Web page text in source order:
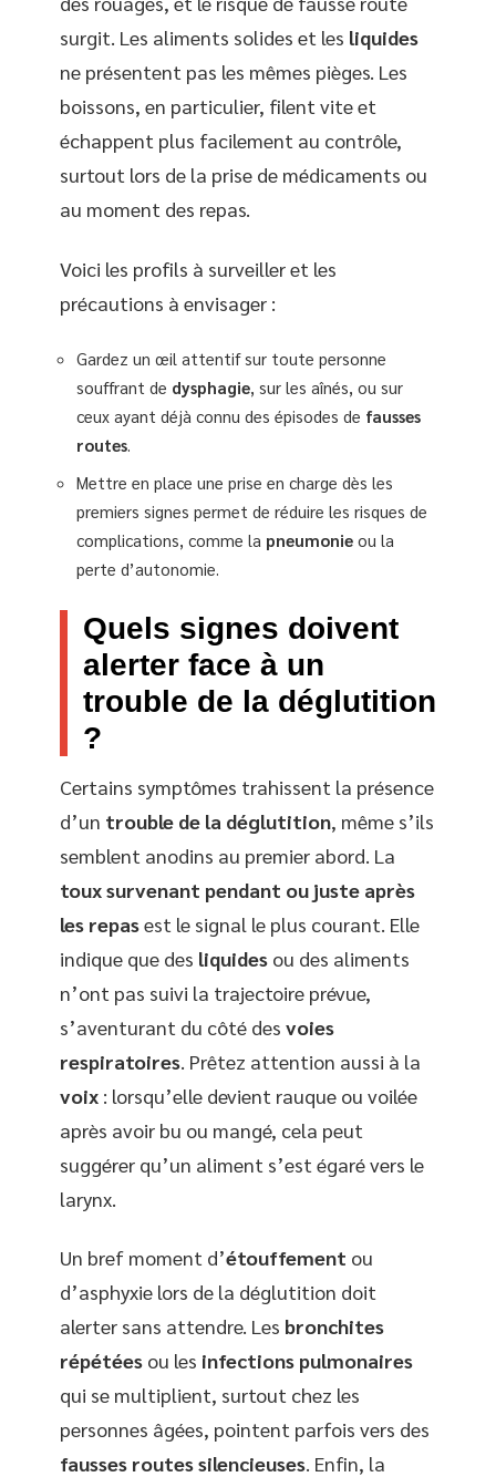
surgit. Les aliments solides et les liquides
ne présentent pas les mêmes pièges. Les
boissons, en particulier, filent vite et
échappent plus facilement au contrôle,
surtout lors de la prise de médicaments ou
au moment des repas.
Voici les profils à surveiller et les
précautions à envisager :
Gardez un œil attentif sur toute personne
souffrant de dysphagie, sur les aînés, ou sur
ceux ayant déjà connu des épisodes de fausses
routes.
Mettre en place une prise en charge dès les
premiers signes permet de réduire les risques de
complications, comme la pneumonie ou la
perte d’autonomie.
Quels signes doivent
alerter face à un
trouble de la déglutition
?
Certains symptômes trahissent la présence
d’un trouble de la déglutition, même s’ils
semblent anodins au premier abord. La
toux survenant pendant ou juste après
les repasest le signal le plus courant. Elle
indique que des liquides ou des aliments
n’ont pas suivi la trajectoire prévue,
s’aventurant du côté des voies
respiratoires . Prêtez attention aussi à la
voix : lorsqu’elle devient rauque ou voilée
après avoir bu ou mangé, cela peut
suggérer qu’un aliment s’est égaré vers le
larynx.
Un bref moment d’étouffement ou
d’asphyxie lors de la déglutition doit
alerter sans attendre. Les bronchites
répétées ou les infections pulmonaires
qui se multiplient, surtout chez les
personnes âgées, pointent parfois vers des
fausses routes silencieuses. Enfin, la